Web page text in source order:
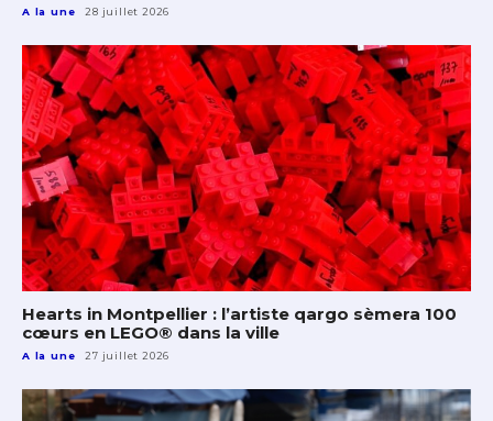
A la une 28 juillet 2026
Hearts in Montpellier : l’artiste qargo sèmera 100
cœurs en LEGO® dans la ville
A la une 27 juillet 2026